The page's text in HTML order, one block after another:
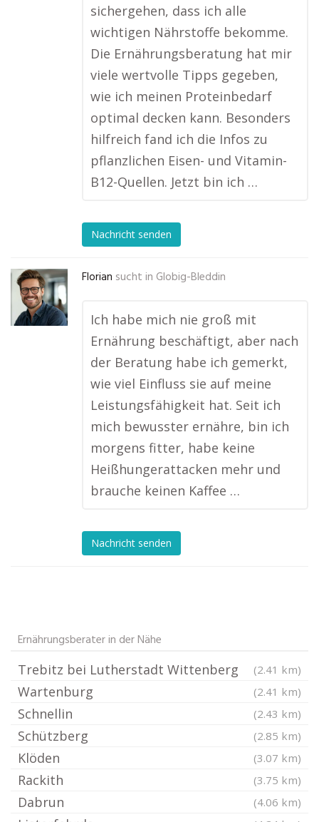
sichergehen, dass ich alle
wichtigen Nährstoffe bekomme.
Die Ernährungsberatung hat mir
viele wertvolle Tipps gegeben,
wie ich meinen Proteinbedarf
optimal decken kann. Besonders
hilfreich fand ich die Infos zu
pflanzlichen Eisen- und Vitamin-
B12-Quellen. Jetzt bin ich …
Nachricht senden
Florian sucht in Globig-Bleddin
Ich habe mich nie groß mit
Ernährung beschäftigt, aber nach
der Beratung habe ich gemerkt,
wie viel Einfluss sie auf meine
Leistungsfähigkeit hat. Seit ich
mich bewusster ernähre, bin ich
morgens fitter, habe keine
Heißhungerattacken mehr und
brauche keinen Kaffee …
Nachricht senden
Ernährungsberater in der Nähe
Trebitz bei Lutherstadt Wittenberg (2.41 km)
Wartenburg (2.41 km)
Schnellin (2.43 km)
Schützberg (2.85 km)
Klöden (3.07 km)
Rackith (3.75 km)
Dabrun (4.06 km)